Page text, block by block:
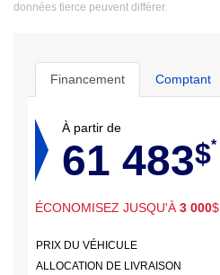
données tierce peuvent différer.
Financement Comptant
À partir de
61 483$*
ÉCONOMISEZ JUSQU'À3 000$
PRIX DU VÉHICULE
ALLOCATION DE LIVRAISON